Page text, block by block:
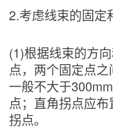
2.考虑线束的固定
(1)根据线束的方
点，两个固定点
一般不大于
点；直角拐点应
拐点。